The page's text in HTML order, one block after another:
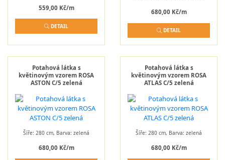
559,00 Kč/m
DETAIL
680,00 Kč/m
DETAIL
Potahová látka s
květinovým vzorem ROSA
ASTON C/5 zelená
Šíře: 280 cm, Barva: zelená
680,00 Kč/m
Potahová látka s
květinovým vzorem ROSA
ATLAS C/5 zelená
Šíře: 280 cm, Barva: zelená
680,00 Kč/m